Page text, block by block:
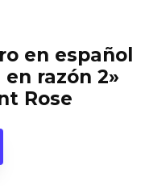
en español
razón 2»
Rose